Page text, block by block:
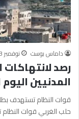
داماس بوست نوفمبر 23, 2024
رصد
المدنيين اليوم
قوات النظام تستهدف
حلب الغربي قوات